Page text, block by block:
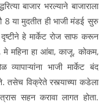
बाजार भरल्याने बाजाराला
या मुदतीत ही भाजी मंडई सुरु
दृष्टीने हे मार्केट रोज साफ करून
महिना हा आंबा, काजू, कोकम,
भाजी मार्केट बंद
तसेच विक्रेते रस्त्याच्या कडेला
सहन करावा लागत होता.